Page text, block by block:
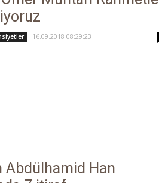
16.09.2018 08:29:23
Abdülhamid Han